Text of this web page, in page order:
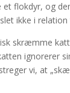
et flokdyr, og
ikke i
skræmme
ignorerer
vi, at